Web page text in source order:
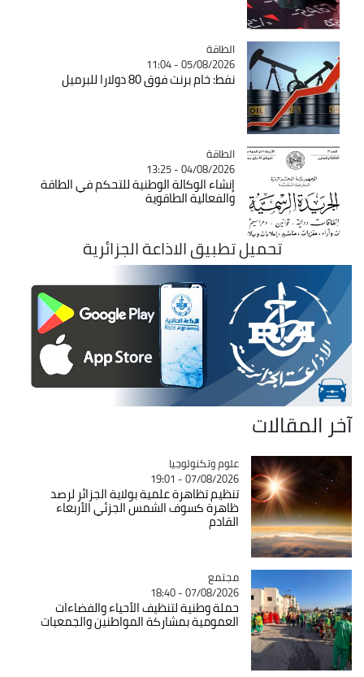
Catégorie
الطاقة
05/08/2026 - 11:04
نفط: خام برنت فوق 80 دولارا للبرميل
Catégorie
الطاقة
04/08/2026 - 13:25
إنشاء الوكالة الوطنية للتحكم في الطاقة
والفعالية الطاقوية
تحميل تطبيق الاذاعة الجزائرية
آخر المقالات
Catégorie
علوم وتكنولوجيا
07/08/2026 - 19:01
تنظيم تظاهرة علمية بولاية الجزائر لرصد
ظاهرة كسوف الشمس الجزئي الأربعاء
القادم
Catégorie
مجتمع
07/08/2026 - 18:40
حملة وطنية لتنظيف الأحياء والفضاءات
العمومية بمشاركة المواطنين والجمعيات